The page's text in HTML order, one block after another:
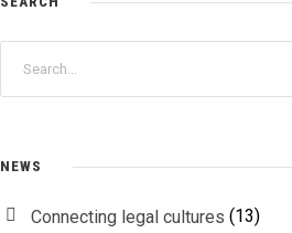
NEWS
Connecting legal cultures (13)